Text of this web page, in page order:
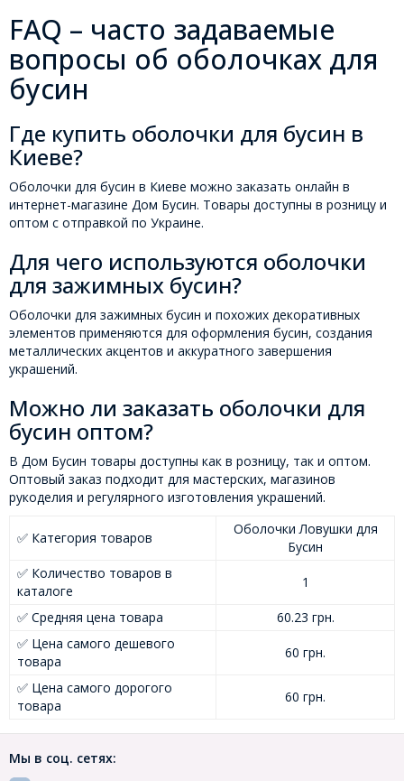
FAQ – часто задаваемые
вопросы об оболочках для
бусин
Где купить оболочки для бусин в
Киеве?
Оболочки для бусин в Киеве можно заказать онлайн в
интернет-магазине Дом Бусин. Товары доступны в розницу и
оптом с отправкой по Украине.
Для чего используются оболочки
для зажимных бусин?
Оболочки для зажимных бусин и похожих декоративных
элементов применяются для оформления бусин, создания
металлических акцентов и аккуратного завершения
украшений.
Можно ли заказать оболочки для
бусин оптом?
В Дом Бусин товары доступны как в розницу, так и оптом.
Оптовый заказ подходит для мастерских, магазинов
рукоделия и регулярного изготовления украшений.
✅ Категория товаров
Оболочки Ловушки для
Бусин
✅ Количество товаров в
каталоге
1
✅ Средняя цена товара
60.23 грн.
✅ Цена самого дешевого
товара
60 грн.
✅ Цена самого дорогого
товара
60 грн.
Мы в соц. сетях: